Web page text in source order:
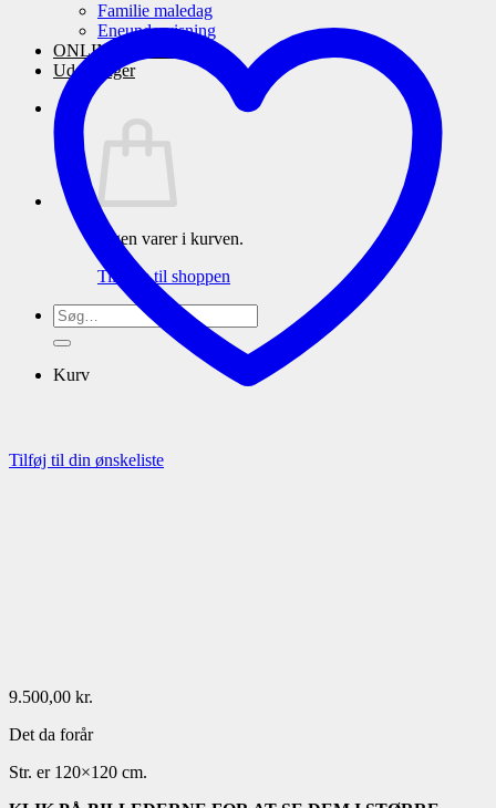
Familie maledag
Eneundervisning
ONLINE maleskole
Udstillinger
Ingen varer i kurven.
Tilbage til shoppen
Søg
efter:
Kurv
Tilføj til din ønskeliste
9.500,00 kr.
Det da forår
Str. er 120×120 cm.